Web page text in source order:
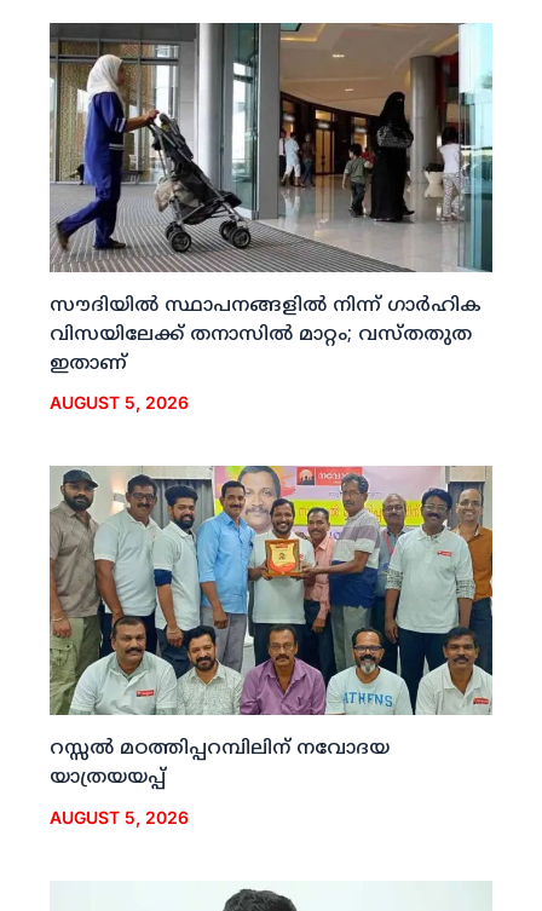
സൗദിയില്‍ സ്ഥാപനങ്ങളില്‍ നിന്ന് ഗാര്‍ഹിക
വിസയിലേക്ക് തനാസില്‍ മാറ്റം; വസ്തതുത
ഇതാണ്
AUGUST 5, 2026
റസ്സല്‍ മഠത്തിപ്പറമ്പിലിന് നവോദയ
യാത്രയയപ്പ്
AUGUST 5, 2026